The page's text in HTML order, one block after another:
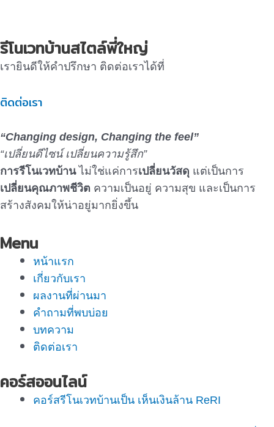
รีโนเวทบ้านสไตล์พี่ใหญ่
เรายินดีให้คำปรึกษา ติดต่อเราได้ที่
ติดต่อเรา
“Changing design, Changing the feel”
“เปลี่ยนดีไซน์ เปลี่ยนความรู้สึก”
การรีโนเวทบ้านไม่ใช่แค่การเปลี่ยนวัสดุ แต่เป็นการ
เปลี่ยนคุณภาพชีวิต ความเป็นอยู่ ความสุข และเป็นการ
สร้างสังคมให้น่าอยู่มากยิ่งขึ้น
Menu
หน้าแรก
เกี่ยวกับเรา
ผลงานที่ผ่านมา
คำถามที่พบบ่อย
บทความ
ติดต่อเรา
คอร์สออนไลน์
คอร์สรีโนเวทบ้านเป็น เห็นเงินล้าน ReRI